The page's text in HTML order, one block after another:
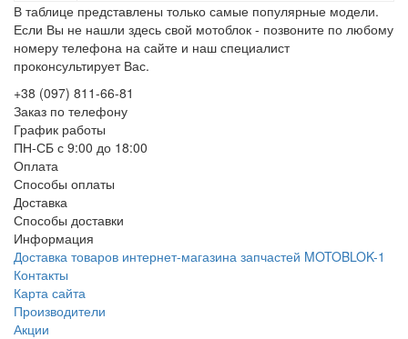
В таблице представлены только самые популярные модели.
Если Вы не нашли здесь свой мотоблок - позвоните по любому
номеру телефона на сайте и наш специалист
проконсультирует Вас.
+38 (097) 811-66-81
Заказ по телефону
График работы
ПН-СБ с 9:00 до 18:00
Оплата
Способы оплаты
Доставка
Способы доставки
Информация
Доставка товаров интернет-магазина запчастей MOTOBLOK-1
Контакты
Карта сайта
Производители
Акции